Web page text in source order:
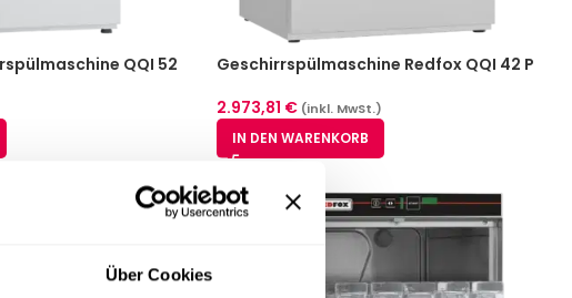
Über Cookies
QQI 52
Geschirrspülmaschine Redfox QQI 42 P
2.973,81 € (inkl. MwSt.)
IN DEN WARENKORB